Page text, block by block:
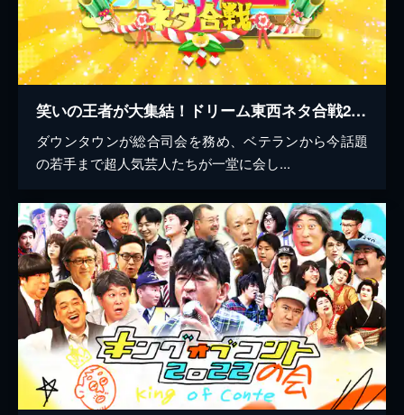
笑いの王者が大集結！ドリーム東西ネタ合戦2023
ダウンタウンが総合司会を務め、ベテランから今話題
の若手まで超人気芸人たちが一堂に会し...